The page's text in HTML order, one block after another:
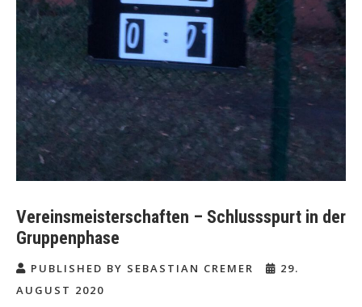
Vereinsmeisterschaften – Schlussspurt in der
Gruppenphase
PUBLISHED BY SEBASTIAN CREMER
29.
AUGUST 2020